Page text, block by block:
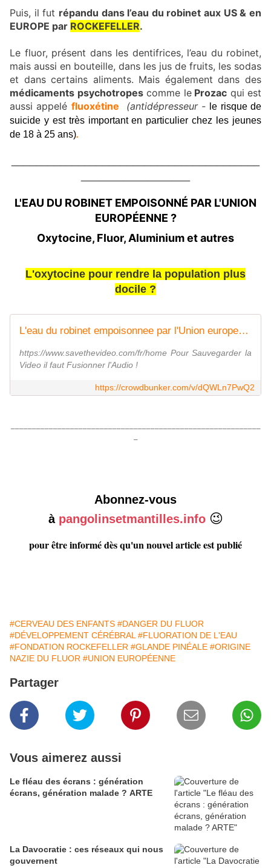
Puis, il fut répandu dans l’eau du robinet aux US & en
EUROPE par ROCKEFELLER.
Le fluor, présent dans les dentifrices, l’eau du robinet,
mais aussi en bouteille, dans les jus de fruits, les sodas
et dans certains aliments. Mais également dans des
médicaments psychotropescomme leProzac qui est
aussi appelé fluoxétine (antidépresseur - le risque de
suicide y est très important en particulier chez les jeunes
de 18 à 25 ans).
L'EAU DU ROBINET EMPOISONNÉ PAR L'UNION
EUROPÉENNE ?
Oxytocine, Fluor, Aluminium et autres
L'oxytocine pour rendre la population plus
docile ?
L'eau du robinet empoisonnee par l'Union europeenne - Oxytocine Fluor Aluminium et autres
https://www.savethevideo.com/fr/home Pour Sauvegarder la
Video il faut Fusionner l'Audio !
https://crowdbunker.com/v/dQWLn7PwQ2
Abonnez-vous
à pangolinsetmantilles.info 😉
pour être informé dès qu'un nouvel article est publié
#CERVEAU DES ENFANTS #DANGER DU FLUOR
#DÉVELOPPEMENT CÉRÉBRAL #FLUORATION DE L'EAU
#FONDATION ROCKEFELLER #GLANDE PINÉALE #ORIGINE
NAZIE DU FLUOR #UNION EUROPÉENNE
Partager
Vous aimerez aussi
Le fléau des écrans : génération
écrans, génération malade ? ARTE
La Davocratie : ces réseaux qui nous
gouvernent